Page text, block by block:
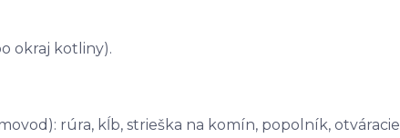
okraj kotliny).
rúra, kĺb, strieška na komín, popolník, otváracie